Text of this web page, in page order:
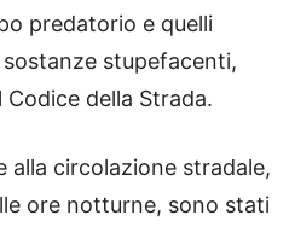
predatorio e quelli
stupefacenti,
della Strada.
alla circolazione stradale,
ore notturne, sono stati